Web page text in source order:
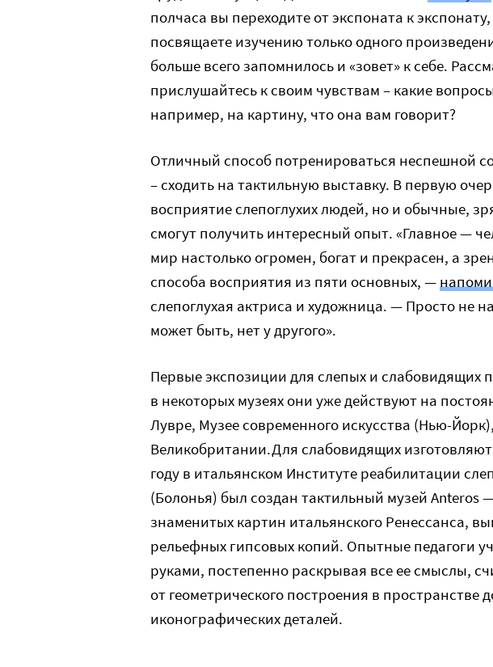
полчаса вы переходите от экспоната к
посвящаете изучению только одного
больше всего запомнилось и «зовет» к себе.
прислушайтесь к своим чувствам – какие
например, на картину, что она вам говорит?
Отличный способ потренироваться неспешной
– сходить на тактильную выставку. В первую
восприятие слепоглухих людей, но и обычные,
смогут получить интересный опыт. «Главное —
мир настолько огромен, богат и прекрасен, а
способа восприятия из пяти основных, —
слепоглухая актриса и художница. — Просто не
может быть, нет у другого».
Первые экспозиции для слепых и слабовидящих
в некоторых музеях они уже действуют на
Лувре, Музее современного искусства (Нью-
Великобритании.Для слабовидящих
году в итальянском Институте реабилитации
(Болонья) был создан тактильный музей Anteros
знаменитых картин итальянского Ренессанса,
рельефных гипсовых копий. Опытные педагоги
руками, постепенно раскрывая все ее смыслы,
от геометрического построения в пространстве
иконографических деталей.